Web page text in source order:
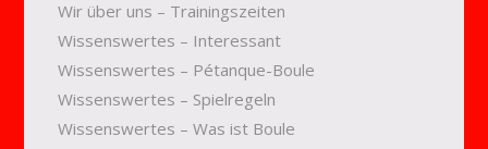
Wir über uns – Trainingszeiten
Wissenswertes – Interessant
Wissenswertes – Pétanque-Boule
Wissenswertes – Spielregeln
Wissenswertes – Was ist Boule